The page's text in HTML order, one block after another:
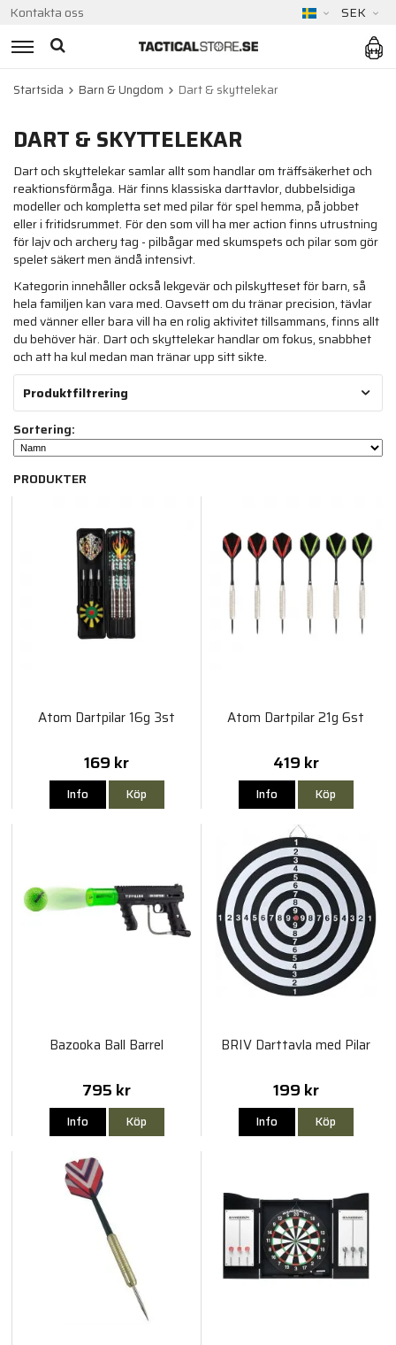
Kontakta oss SEK
Startsida Barn & Ungdom Dart & skyttelekar
DART & SKYTTELEKAR
Dart och skyttelekar samlar allt som handlar om träffsäkerhet och
reaktionsförmåga. Här finns klassiska darttavlor, dubbelsidiga
modeller och kompletta set med pilar för spel hemma, på jobbet
eller i fritidsrummet. För den som vill ha mer action finns utrustning
för lajv och archery tag - pilbågar med skumspets och pilar som gör
spelet säkert men ändå intensivt.
Kategorin innehåller också lekgevär och pilskytteset för barn, så
hela familjen kan vara med. Oavsett om du tränar precision, tävlar
med vänner eller bara vill ha en rolig aktivitet tillsammans, finns allt
du behöver här. Dart och skyttelekar handlar om fokus, snabbhet
och att ha kul medan man tränar upp sitt sikte.
Produktfiltrering
Sortering:
PRODUKTER
Atom Dartpilar 16g 3st
169 kr
Info Köp
Atom Dartpilar 21g 6st
419 kr
Info Köp
Bazooka Ball Barrel
795 kr
Info Köp
BRIV Darttavla med Pilar
199 kr
Info Köp